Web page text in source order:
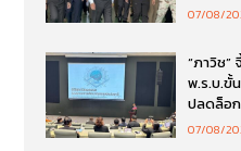
07/08/
“ภาวิช”
พ.ร.บ.ขั้
ปลดล็อก
07/08/